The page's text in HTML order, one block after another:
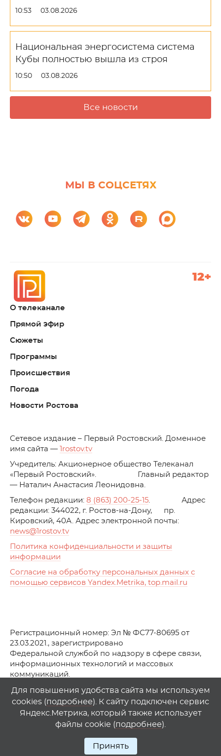
10:53 03.08.2026
Национальная энергосистема система
Кубы полностью вышла из строя
10:50 03.08.2026
Все новости
МЫ В СОЦСЕТЯХ
О телеканале
Прямой эфир
Сюжеты
Программы
Происшествия
Погода
Новости Ростова
12+
Cетевое издание – Первый Ростовский. Доменное
имя сайта —
1rostov.tv
Учредитель: Акционерное общество Телеканал
«Первый Ростовский». Главный редактор
— Наталич Анастасия Леонидовна.
Телефон редакции: 8 (863) 200-25-15. Адрес
редакции: 344022, г. Ростов-на-Дону, пр.
Кировский, 40А. Адрес электронной почты:
news@1rostov.tv
Политика конфиденциальности и защиты
информации
Согласие на обработку персональных данных с
помощью сервисов Yandex.Metrika, top.mail.ru
Регистрационный номер: Эл № ФС77-80695 от
23.03.2021., зарегистрировано
Федеральной службой по надзору в сфере связи,
информационных технологий и массовых
коммуникаций.
© АО Телеканал «Первый Ростовский» (2021-2025)
Любое использование материалов сайта возможно
только при указании гиперссылки на1rostov.tv
Для повышения удобства сайта мы используем
cookies (подробнее). К сайту подключен сервис
Яндекс.Метрика, который также использует
файлы cookie (подробнее).
Принять